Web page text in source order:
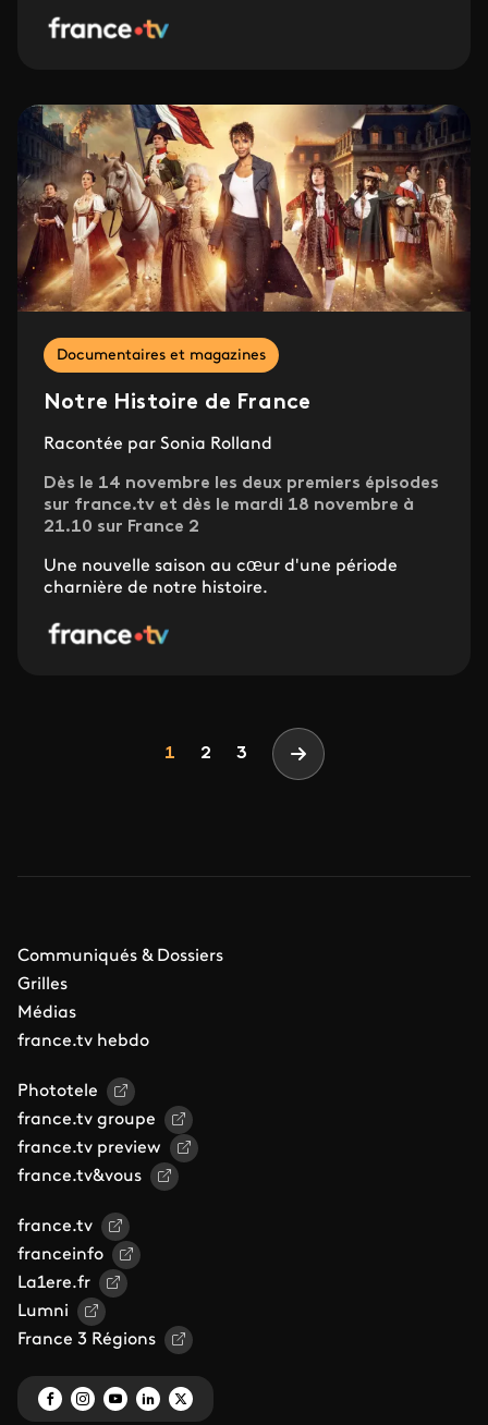
Documentaires et magazines
Notre Histoire de France
Racontée par Sonia Rolland
Dès le 14 novembre les deux premiers épisodes
sur france.tv et dès le mardi 18 novembre à
21.10 sur France 2
Une nouvelle saison au cœur d'une période
charnière de notre histoire.
Page
1 Page
2 Page
3 Page suivante
Communiqués & Dossiers
Grilles
Médias
france.tv hebdo
Phototele
france.tv groupe
france.tv preview
france.tv&vous
france.tv
franceinfo
La1ere.fr
Lumni
France 3 Régions